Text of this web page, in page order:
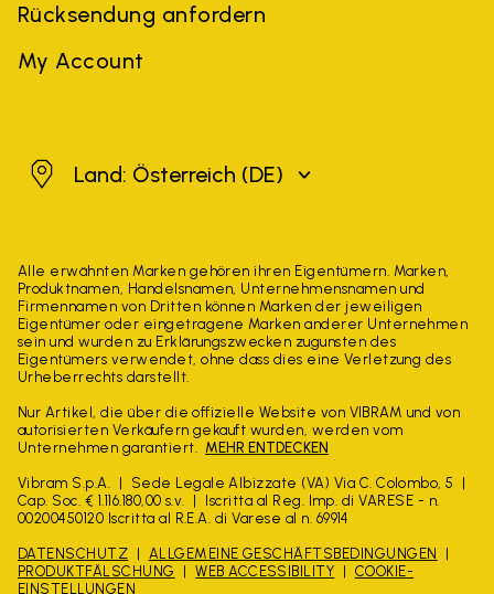
Rücksendung anfordern
My Account
Österreich
Land: Österreich (DE)
Alle erwähnten Marken gehören ihren Eigentümern. Marken,
Produktnamen, Handelsnamen, Unternehmensnamen und
Firmennamen von Dritten können Marken der jeweiligen
Eigentümer oder eingetragene Marken anderer Unternehmen
sein und wurden zu Erklärungszwecken zugunsten des
Eigentümers verwendet, ohne dass dies eine Verletzung des
Urheberrechts darstellt.
Nur Artikel, die über die offizielle Website von VIBRAM und von
autorisierten Verkäufern gekauft wurden, werden vom
Unternehmen garantiert. MEHR ENTDECKEN
Vibram S.p.A.
Sede Legale Albizzate (VA) Via C. Colombo, 5
Cap. Soc. € 1.116.180,00 s.v.
Iscritta al Reg. Imp. di VARESE - n.
00200450120 Iscritta al R.E.A. di Varese al n. 69914
DATENSCHUTZ
ALLGEMEINE GESCHÄFTSBEDINGUNGEN
PRODUKTFÄLSCHUNG
WEB ACCESSIBILITY
COOKIE-
EINSTELLUNGEN